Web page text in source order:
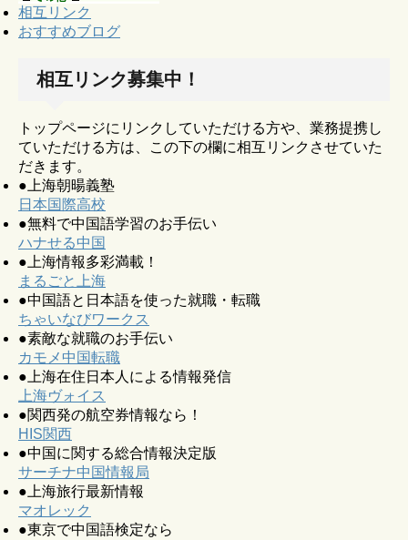
相互リンク
おすすめブログ
相互リンク募集中！
トップページにリンクしていただける方や、業務提携し
ていただける方は、この下の欄に相互リンクさせていた
だきます。
●上海朝暘義塾
日本国際高校
●無料で中国語学習のお手伝い
ハナせる中国
●上海情報多彩満載！
まるごと上海
●中国語と日本語を使った就職・転職
ちゃいなびワークス
●素敵な就職のお手伝い
カモメ中国転職
●上海在住日本人による情報発信
上海ヴォイス
●関西発の航空券情報なら！
HIS関西
●中国に関する総合情報決定版
サーチナ中国情報局
●上海旅行最新情報
マオレック
●東京で中国語検定なら